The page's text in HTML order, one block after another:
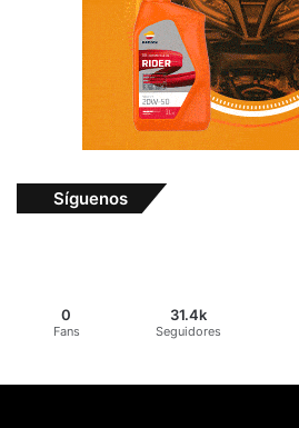
Síguenos
0
Fans
31.4k
Seguidores